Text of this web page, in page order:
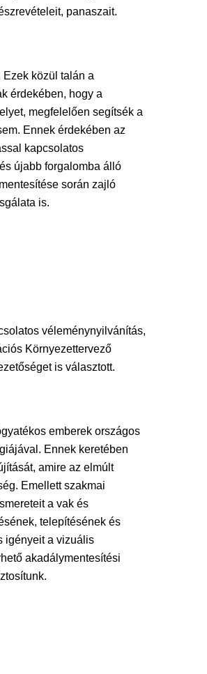
panaszait.
közül talán a
érdekében, hogy a
megfelelően segítsék a
Ennek érdekében az
kapcsolatos
újabb forgalomba álló
során zajló
is.
véleménynyilvánítás,
Környezettervező
is választott.
emberek országos
Ennek keretében
amire az elmúlt
Emellett szakmai
a vak és
telepítésének és
igényeit a vizuális
akadálymentesítési